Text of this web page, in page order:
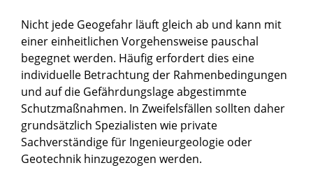
Nicht jede Geogefahr läuft gleich ab und kann mit
einer einheitlichen Vorgehensweise pauschal
begegnet werden. Häufig erfordert dies eine
individuelle Betrachtung der Rahmenbedingungen
und auf die Gefährdungslage abgestimmte
Schutzmaßnahmen. In Zweifelsfällen sollten daher
grundsätzlich Spezialisten wie private
Sachverständige für Ingenieurgeologie oder
Geotechnik hinzugezogen werden.